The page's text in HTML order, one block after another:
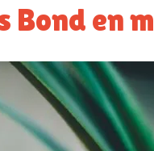
Bond en